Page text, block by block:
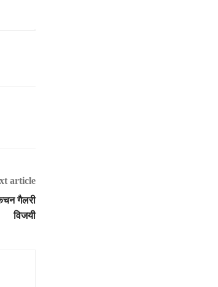
article
गैलरी
विजयी